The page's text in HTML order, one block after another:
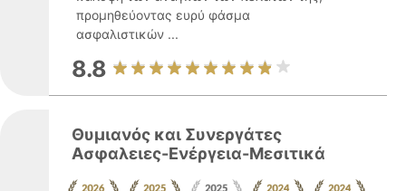
προμηθεύοντας ευρύ φάσμα
ασφαλιστικών ...
8.8
Θυμιανός και Συνεργάτες
Ασφαλειες-Ενέργεια-Μεσιτικά